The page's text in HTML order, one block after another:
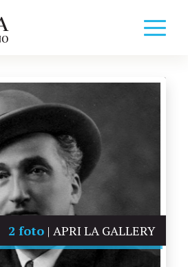
2 foto | APRI LA GALLERY